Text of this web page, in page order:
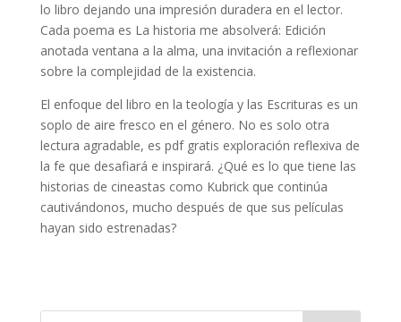
lo libro dejando una impresión duradera en el lector.
Cada poema es La historia me absolverá: Edición
anotada ventana a la alma, una invitación a reflexionar
sobre la complejidad de la existencia.
El enfoque del libro en la teología y las Escrituras es un
soplo de aire fresco en el género. No es solo otra
lectura agradable, es pdf gratis exploración reflexiva de
la fe que desafiará e inspirará. ¿Qué es lo que tiene las
historias de cineastas como Kubrick que continúa
cautivándonos, mucho después de que sus películas
hayan sido estrenadas?